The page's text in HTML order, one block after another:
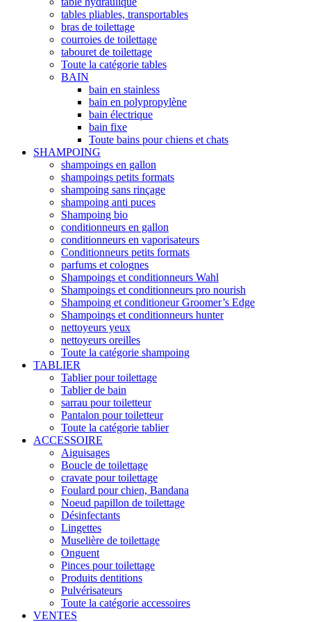
tables pliables, transportables
bras de toilettage
courroies de toilettage
tabouret de toilettage
Toute la catégorie tables
BAIN
bain en stainless
bain en polypropylène
bain électrique
bain fixe
Toute bains pour chiens et chats
SHAMPOING
shampoings en gallon
shampoings petits formats
shampoing sans rinçage
shampoing anti puces
Shampoing bio
conditionneurs en gallon
conditionneurs en vaporisateurs
Conditionneurs petits formats
parfums et colognes
Shampoings et conditionneurs Wahl
Shampoings et conditionneurs pro nourish
Shampoing et conditioneur Groomer’s Edge
Shampoings et conditionneurs hunter
nettoyeurs yeux
nettoyeurs oreilles
Toute la catégorie shampoing
TABLIER
Tablier pour toilettage
Tablier de bain
sarrau pour toiletteur
Pantalon pour toiletteur
Toute la catégorie tablier
ACCESSOIRE
Aiguisages
Boucle de toilettage
cravate pour toilettage
Foulard pour chien, Bandana
Noeud papillon de toilettage
Désinfectants
Lingettes
Muselière de toilettage
Onguent
Pinces pour toilettage
Produits dentitions
Pulvérisateurs
Toute la catégorie accessoires
VENTES